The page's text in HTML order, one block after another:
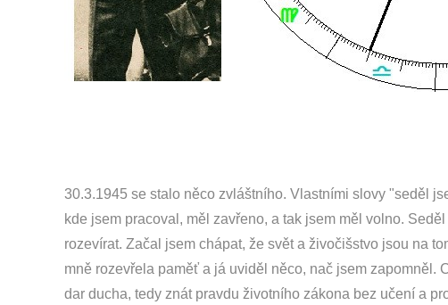
30.3.1945 se stalo něco zvláštního. Vlastními slovy "seděl
kde jsem pracoval, měl zavřeno, a tak jsem měl volno.
rozevírat. Začal jsem chápat, že svět a živočišstvo jsou na
mně rozevřela paměť a já uviděl něco, nač jsem zapomněl.
dar ducha, tedy znát pravdu životního zákona bez učení a